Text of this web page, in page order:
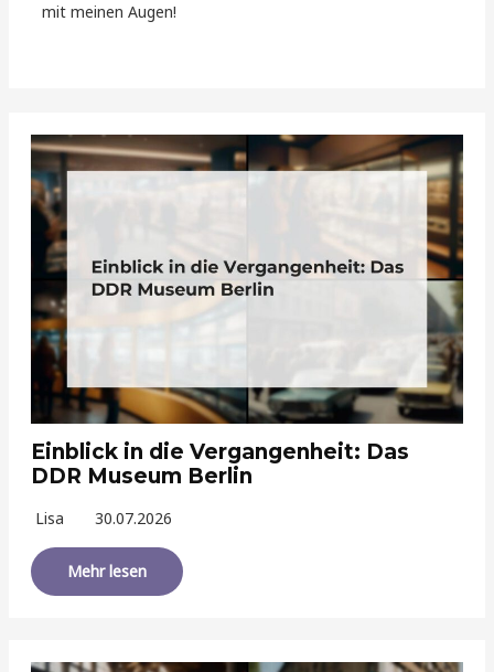
mit meinen Augen!
Einblick in die Vergangenheit: Das
DDR Museum Berlin
Lisa 30.07.2026
Mehr lesen